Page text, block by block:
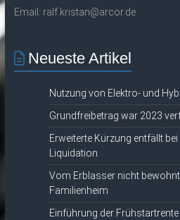
Email: ralf.kristan@arcor.de
Neueste Artikel
Nutzung von Elektro- und
Grundfreibetrag war 2023
Erweiterte Kürzung entfällt
Liquidation
Vom Erblasser nicht
Familienheim
Einführung der Frühstartrente